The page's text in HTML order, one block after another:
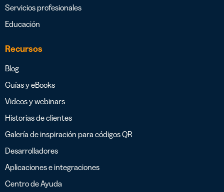
Servicios profesionales
Educación
Recursos
Blog
Guías y eBooks
Videos y webinars
Historias de clientes
Galería de inspiración para códigos QR
Desarrolladores
Aplicaciones e integraciones
Centro de Ayuda